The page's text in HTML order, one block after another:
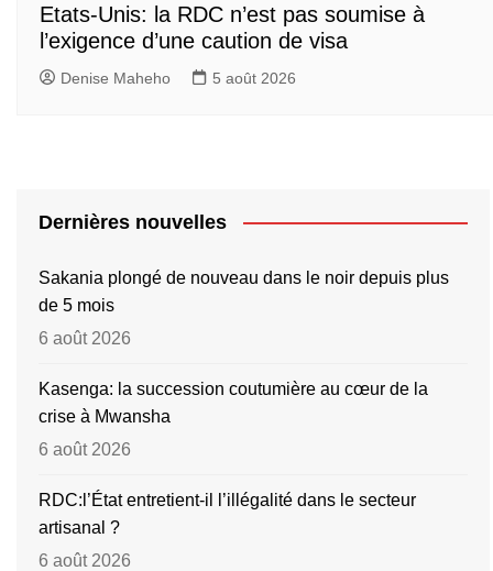
Etats-Unis: la RDC n’est pas soumise à
l’exigence d’une caution de visa
Denise Maheho 5 août 2026
Dernières nouvelles
Sakania plongé de nouveau dans le noir depuis plus
de 5 mois
6 août 2026
Kasenga: la succession coutumière au cœur de la
crise à Mwansha
6 août 2026
RDC:l’État entretient-il l’illégalité dans le secteur
artisanal ?
6 août 2026